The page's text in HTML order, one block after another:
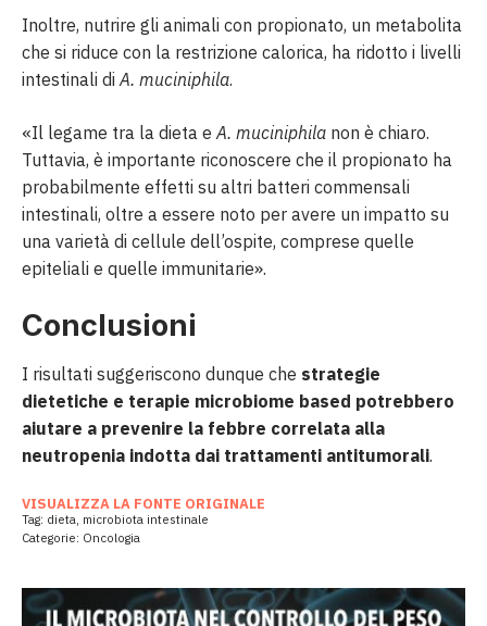
Inoltre, nutrire gli animali con propionato, un metabolita
che si riduce con la restrizione calorica, ha ridotto i livelli
intestinali diA. muciniphila.
«Il legame tra la dieta e A. muciniphila non è chiaro.
Tuttavia, è importante riconoscere che il propionato ha
probabilmente effetti su altri batteri commensali
intestinali, oltre a essere noto per avere un impatto su
una varietà di cellule dell’ospite, comprese quelle
epiteliali e quelle immunitarie».
Conclusioni
I risultati suggeriscono dunque che strategie
dietetiche e terapie microbiome based potrebbero
aiutare a prevenire la febbre correlata alla
neutropenia indotta dai trattamenti antitumorali.
VISUALIZZA LA FONTE ORIGINALE
Tag: dieta, microbiota intestinale
Categorie: Oncologia